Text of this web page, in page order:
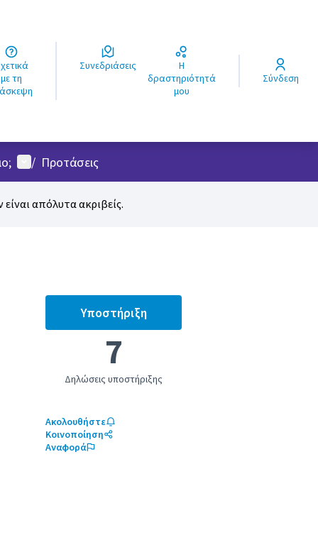
με τη
Συνεδριάσεις
Η
δραστηριότητά
μου
Σύνδεση
Μενού χρήστη
/ Προτάσεις
απόλυτα ακριβείς.
ΥποστήριξηΚοινοτικό κέντρο γυναικών
7
Δηλώσεις υποστήριξης
Ακολουθήστε
Κοινοποίηση
Αναφορά